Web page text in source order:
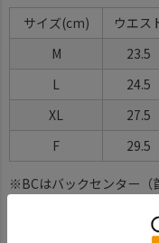
サイズ(cm) ウエス
M
23.5
L
24.5
XL
27.5
F
29.5
※BCはバックセンター（